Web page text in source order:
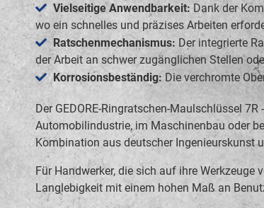
Vielseitige Anwendbarkeit: Dank der
wo ein schnelles und präzises Arbeiten
Ratschenmechanismus: Der integrierte
der Arbeit an schwer zugänglichen Stellen
Korrosionsbeständig: Die verchromte
Der GEDORE-Ringratschen-Maulschlüssel
Automobilindustrie, im Maschinenbau oder
Kombination aus deutscher Ingenieurskunst
Für Handwerker, die sich auf ihre Werkzeuge
Langlebigkeit mit einem hohen Maß an